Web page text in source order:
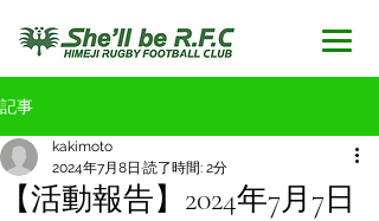
記事
【活動報告】2024年7月7日
kakimoto
2024年7月8日 読了時間: 2分